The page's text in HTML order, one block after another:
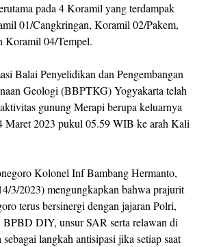
pada 4 Koramil yang terdampak
01/Cangkringan, Koramil 02/Pakem,
Koramil 04/Tempel.
Balai Penyelidikan dan Pengembangan
Geologi (BBPTKG) Yogyakarta telah
gunung Merapi berupa keluarnya
Maret 2023 pukul 05.59 WIB ke arah Kali
Kolonel Inf Bambang Hermanto,
3/2023) mengungkapkan bahwa prajurit
terus bersinergi dengan jajaran Polri,
BPBD DIY, unsur SAR serta relawan di
langkah antisipasi jika setiap saat